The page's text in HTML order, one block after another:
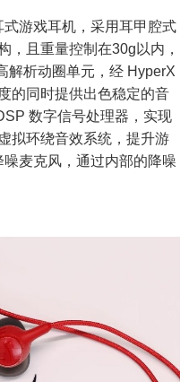
游戏耳机，采用耳甲腔式
，且重量控制在30g以内，
解析动圈单元，经 HyperX
的同时提供出色稳定的音
数字信号处理器，实现
拟环绕音效系统，提升游
麦克风，通过内部的降噪